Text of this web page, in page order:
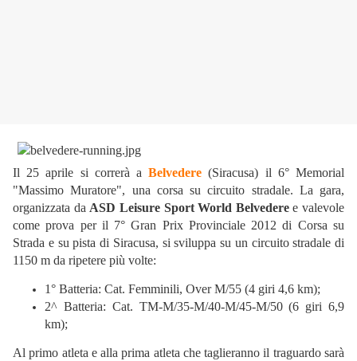
Il 25 aprile si correrà aBelvedere (Siracusa) il 6° Memorial
"Massimo Muratore", una corsa su circuito stradale. La gara,
organizzata da ASD Leisure Sport World Belvederee valevole
come prova per il 7° Gran Prix Provinciale 2012 di Corsa su
Strada e su pista di Siracusa, si sviluppa su un circuito stradale di
1150 m da ripetere più volte:
1° Batteria: Cat. Femminili, Over M/55 (4 giri 4,6 km);
2^ Batteria: Cat. TM-M/35-M/40-M/45-M/50 (6 giri 6,9
km);
Al primo atleta e alla prima atleta che taglieranno il traguardo sarà